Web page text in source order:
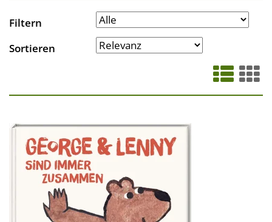
Filtern
Sortieren